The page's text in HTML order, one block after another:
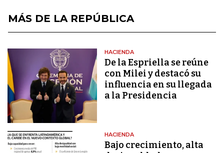
MÁS DE LA REPÚBLICA
HACIENDA
De la Espriella se reúne
con Milei y destacó su
influencia en su llegada
a la Presidencia
HACIENDA
Bajo crecimiento, alta